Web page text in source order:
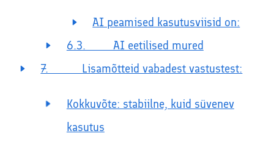
AI peamised kasutusviisid on:
6.3. AI eetilised mured
7. Lisamõtteid vabadest vastustest:
Kokkuvõte: stabiilne, kuid süvenev
kasutus